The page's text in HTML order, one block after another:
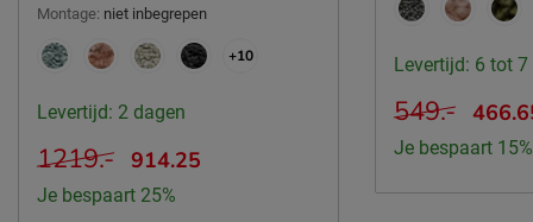
Montage: niet inbegrepen
+10
Levertijd: 2 dagen
1219.- 914.25
Je bespaart 25%
Levertijd: 6 tot 7
549.-
Je bespaart 15%